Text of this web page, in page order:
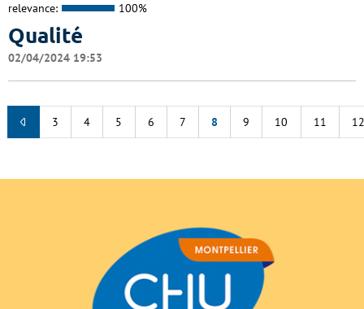
relevance: 100%
Qualité
02/04/2024 19:53
3 4 5 6 7 8 9 10 11 12